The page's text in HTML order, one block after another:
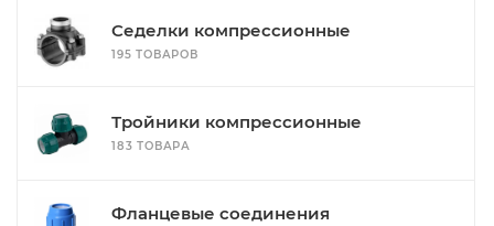
Седелки компрессионные
195 ТОВАРОВ
Тройники компрессионные
183 ТОВАРА
Фланцевые соединения